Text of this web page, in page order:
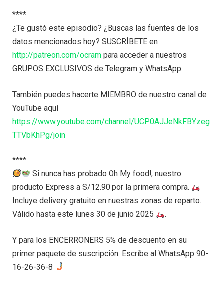
****
¿Te gustó este episodio? ¿Buscas las fuentes de los
datos mencionados hoy? SUSCRÍBETE en
http://patreon.com/ocram para acceder a nuestros
GRUPOS EXCLUSIVOS de Telegram y WhatsApp.
También puedes hacerte MIEMBRO de nuestro canal de
YouTube aquí
https://www.youtube.com/channel/UCP0AJJeNkFBYzeg
TTVbKhPg/join
****
Si nunca has probado Oh My food!, nuestro
producto Express a S/12.90 por la primera compra.
Incluye delivery gratuito en nuestras zonas de reparto.
Válido hasta este lunes 30 de junio 2025
.
Y para los ENCERRONERS 5% de descuento en su
primer paquete de suscripción. Escríbe al WhatsApp 90-
16-26-36-8